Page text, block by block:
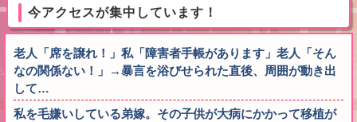
今アクセスが集中しています！
老人「席を譲れ！」私「障害者手帳があります」老人「そん
なの関係ない！」→暴言を浴びせられた直後、周囲が動き出
して…
私を毛嫌いしている弟嫁。その子供が大病にかかって移植が